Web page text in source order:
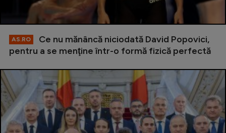
AS.RO
Ce nu mănâncă niciodată David Popovici,
pentru a se menţine într-o formă fizică perfectă